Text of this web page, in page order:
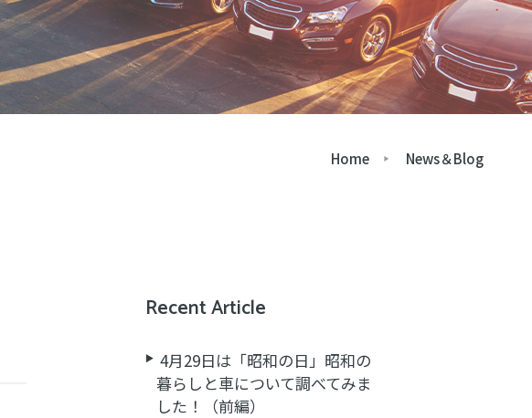
Home News＆Blog
Recent Article
4月29日は「昭和の日」昭和の
暮らしと車について調べてみま
した！（前編）